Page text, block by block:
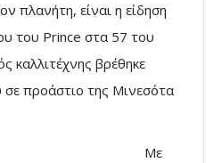
πλανήτη, είναι η είδηση
του Prince στα 57 του
καλλιτέχνης βρέθηκε
σε προάστιο της Μινεσότα
Με